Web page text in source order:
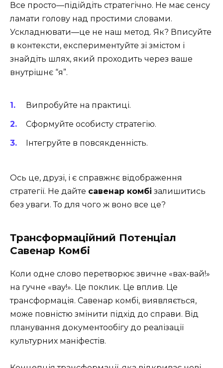
Все просто—підійдіть стратегічно. Не має сенсу
ламати голову над простими словами.
Ускладнювати—це не наш метод. Як? Вписуйте
в контексти, експериментуйте зі змістом і
знайдіть шлях, який проходить через ваше
внутрішнє “я”.
Випробуйте на практиці.
Сформуйте особисту стратегію.
Інтегруйте в повсякденність.
Ось це, друзі, і є справжнє відображення
стратегії. Не дайте савенар комбі залишитись
без уваги. То для чого ж воно все це?
Трансформаційний Потенціал
Савенар Комбі
Коли одне слово перетворює звичне «вах-вай!»
на гучне «вау!». Це поклик. Це вплив. Це
трансформація. Савенар комбі, виявляється,
може повністю змінити підхід до справи. Від
планування документообігу до реалізації
культурних маніфестів.